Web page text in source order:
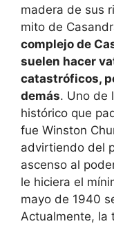
madera de sus
mito de
complejo de
suelen hacer
catastróficos,
demás. Uno de
histórico que
fue Winston
advirtiendo del
ascenso al
le hiciera el
mayo de 1940
Actualmente, la